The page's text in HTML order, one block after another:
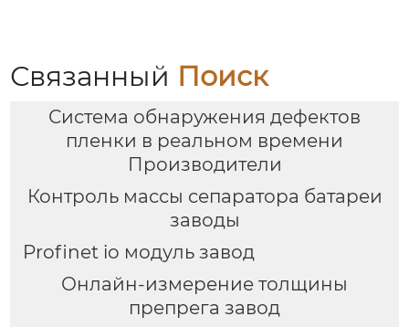
Связанный Поиск
Система обнаружения дефектов
пленки в реальном времени
Производители
Контроль массы сепаратора батареи
заводы
Profinet io модуль завод
Онлайн-измерение толщины
препрега завод